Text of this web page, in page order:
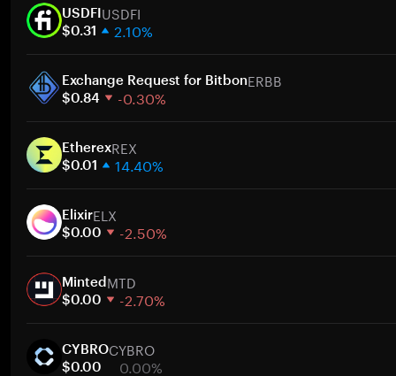
30日間
時価総額
USDFIUSDFI
$0.31 2.10%
30日間
時価総額
Exchange Request for BitbonERBB
$0.84 -0.30%
30日間
時価総額
EtherexREX
$0.01 14.40%
30日間
時価総額
ElixirELX
$0.00 -2.50%
30日間
時価総額
MintedMTD
$0.00 -2.70%
30日間
時価総額
CYBROCYBRO
$0.00 0.00%